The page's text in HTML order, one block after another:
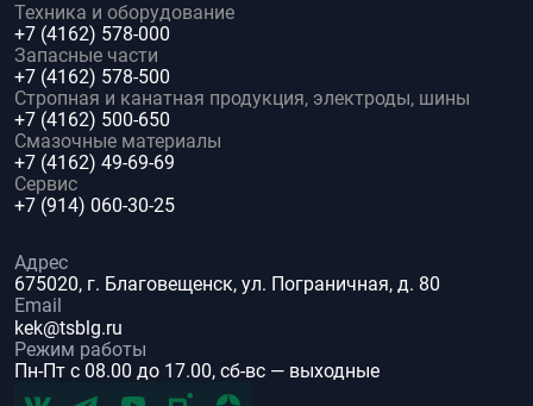
Техника и оборудование
+7 (4162) 578-000
Запасные части
+7 (4162) 578-500
Стропная и канатная продукция, электроды, шины
+7 (4162) 500-650
Смазочные материалы
+7 (4162) 49-69-69
Сервис
+7 (914) 060-30-25
Адрес
675020, г. Благовещенск, ул. Пограничная, д. 80
Email
kek@tsblg.ru
Режим работы
Пн-Пт с 08.00 до 17.00, сб-вс — выходные